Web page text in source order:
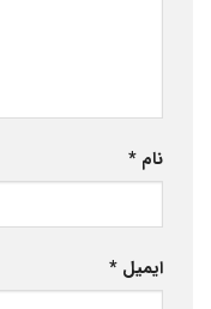
نام *
ایمیل *